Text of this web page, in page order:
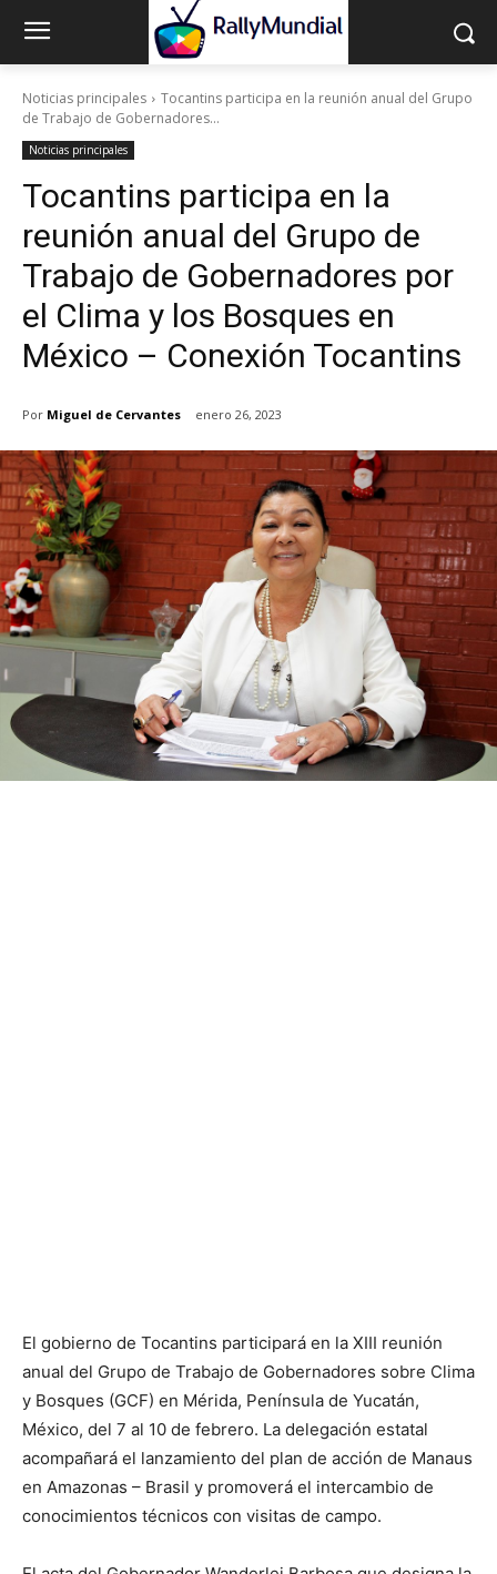
Noticias principales
Tocantins participa en la reunión anual del Grupo
de Trabajo de Gobernadores...
Noticias principales
Tocantins participa en la
reunión anual del Grupo de
Trabajo de Gobernadores por
el Clima y los Bosques en
México – Conexión Tocantins
Por Miguel de Cervantes enero 26, 2023
El gobierno de Tocantins participará en la XIII reunión
anual del Grupo de Trabajo de Gobernadores sobre Clima
y Bosques (GCF) en Mérida, Península de Yucatán,
México, del 7 al 10 de febrero. La delegación estatal
acompañará el lanzamiento del plan de acción de Manaus
en Amazonas – Brasil y promoverá el intercambio de
conocimientos técnicos con visitas de campo.